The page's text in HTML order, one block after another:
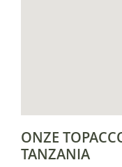
ONZE
TANZANIA